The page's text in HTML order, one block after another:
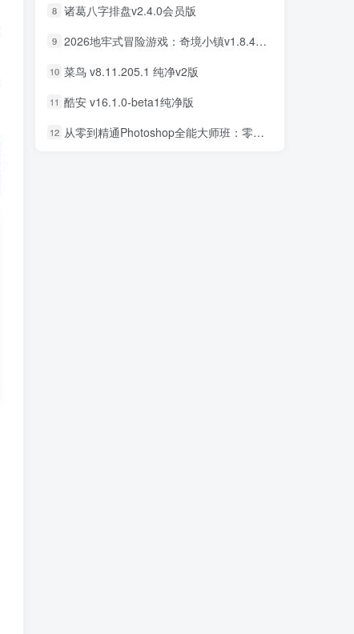
8 诸葛八字排盘v2.4.0会员版
9 2026地牢式冒险游戏：奇境小镇v1.8.411完美版
10 菜鸟 v8.11.205.1 纯净v2版
11 酷安 v16.1.0-beta1纯净版
12 从零到精通Photoshop全能大师班：零基础学PS，直通商业设计变现